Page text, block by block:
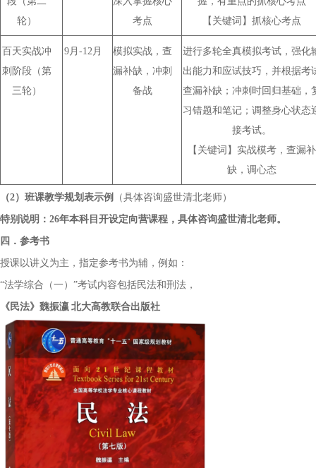
轮）
考点
【关键词】抓核心考点
百天实战冲
刺阶段 （第
三轮）
9月 -12月
模拟实战，查
漏补缺， 冲刺
备战
进行多轮全真模拟考试，强化
出能力和应试技巧，并根据考
查漏补缺；冲刺时回归基础，
习错题和笔记；调整身心状态
接考试。
【关键词】实战模考，查漏补
缺，调心态
（2）班课教学规划表示例 （具体咨询盛世清北老师 ）
特别说明： 26年本科目开设定向营课程， 具体咨询盛世清北老师。
四．参考书
授课以讲义为主，指定参考书为辅， 例如 ：
“法学综合（一）”考试内容包括民法和刑法，
《民法》魏振瀛 北大高教联合出版社